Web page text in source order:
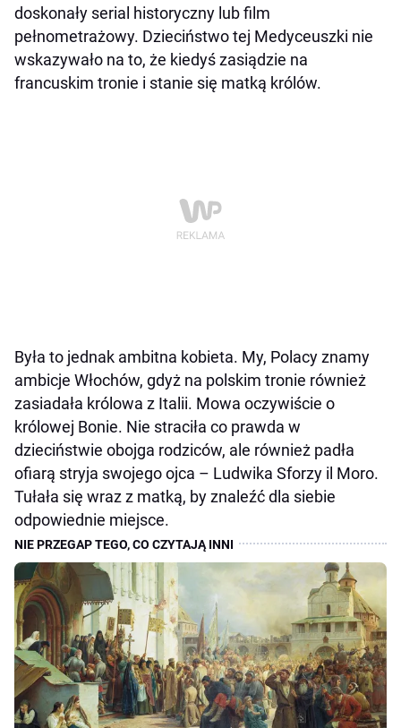
doskonały serial historyczny lub film
pełnometrażowy. Dzieciństwo tej Medyceuszki nie
wskazywało na to, że kiedyś zasiądzie na
francuskim tronie i stanie się matką królów.
Była to jednak ambitna kobieta. My, Polacy znamy
ambicje Włochów, gdyż na polskim tronie również
zasiadała królowa z Italii. Mowa oczywiście o
królowej Bonie. Nie straciła co prawda w
dzieciństwie obojga rodziców, ale również padła
ofiarą stryja swojego ojca – Ludwika Sforzy il Moro.
Tułała się wraz z matką, by znaleźć dla siebie
odpowiednie miejsce.